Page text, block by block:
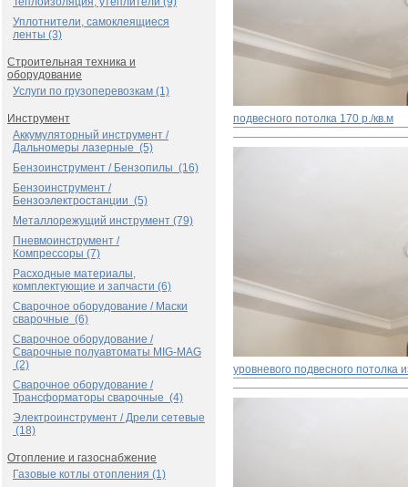
Уплотнители, самоклеящиеся
ленты (3)
Строительная техника и
оборудование
Услуги по грузоперевозкам (1)
Инструмент
Аккумуляторный инструмент /
Дальномеры лазерные (5)
Бензоинструмент / Бензопилы (16)
Бензоинструмент /
Бензоэлектростанции (5)
Металлорежущий инструмент (79)
Пневмоинструмент /
Компрессоры (7)
Расходные материалы,
комплектующие и запчасти (6)
Сварочное оборудование / Маски
сварочные (6)
Сварочное оборудование /
Сварочные полуавтоматы MIG-MAG
(2)
Сварочное оборудование /
Трансформаторы сварочные (4)
Электроинструмент / Дрели сетевые
(18)
Отопление и газоснабжение
Газовые котлы отопления (1)
подвесного потолка 170 р./кв.м
уровневого подвесного потолка